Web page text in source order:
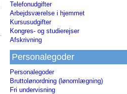
Telefonudgifter
Arbejdsværelse i hjemmet
Kursusudgifter
Kongres- og studierejser
Afskrivning
Personalegoder
Personalegoder
Bruttolønordning (lønomlægning)
Fri undervisning